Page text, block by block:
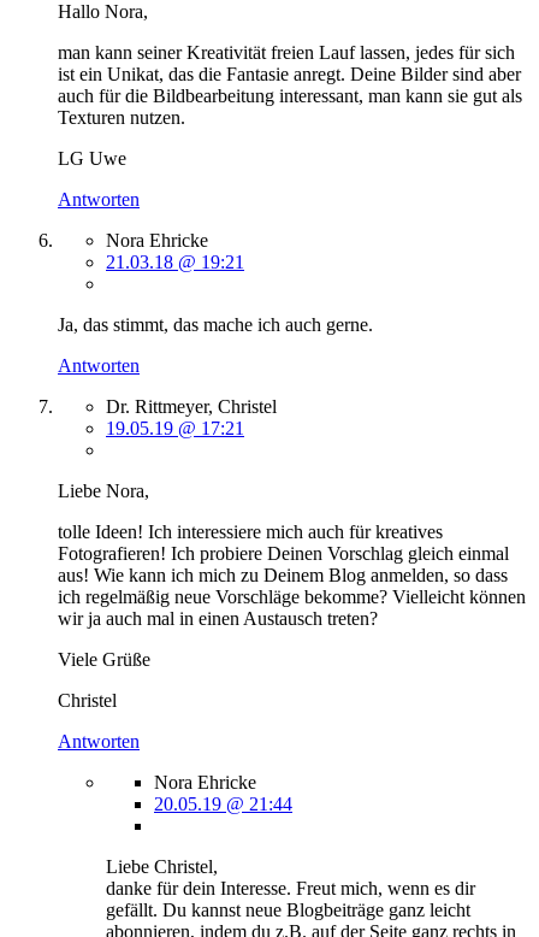
Hallo Nora,
man kann seiner Kreativität freien Lauf lassen, jedes für sich
ist ein Unikat, das die Fantasie anregt. Deine Bilder sind aber
auch für die Bildbearbeitung interessant, man kann sie gut als
Texturen nutzen.
LG Uwe
Antworten
Nora Ehricke
21.03.18 @ 19:21
Ja, das stimmt, das mache ich auch gerne.
Antworten
Dr. Rittmeyer, Christel
19.05.19 @ 17:21
Liebe Nora,
tolle Ideen! Ich interessiere mich auch für kreatives
Fotografieren! Ich probiere Deinen Vorschlag gleich einmal
aus! Wie kann ich mich zu Deinem Blog anmelden, so dass
ich regelmäßig neue Vorschläge bekomme? Vielleicht können
wir ja auch mal in einen Austausch treten?
Viele Grüße
Christel
Antworten
Nora Ehricke
20.05.19 @ 21:44
Liebe Christel,
danke für dein Interesse. Freut mich, wenn es dir
gefällt. Du kannst neue Blogbeiträge ganz leicht
abonnieren, indem du z.B. auf der Seite ganz rechts in